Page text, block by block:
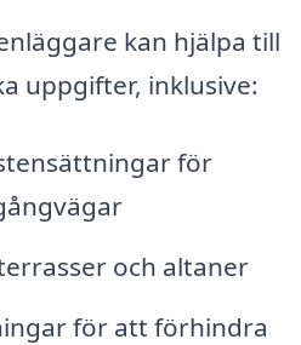
kan hjälpa till
uppgifter, inklusive:
för
och altaner
för att förhindra